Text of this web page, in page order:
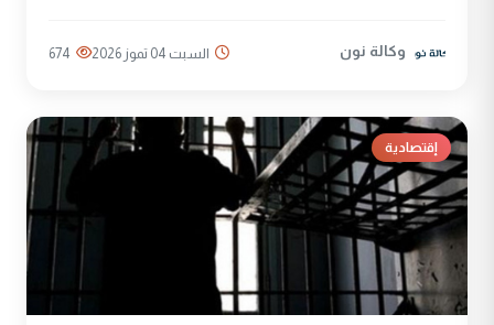
وكالة نون السبت 04 تموز 2026 674
إقتصادية